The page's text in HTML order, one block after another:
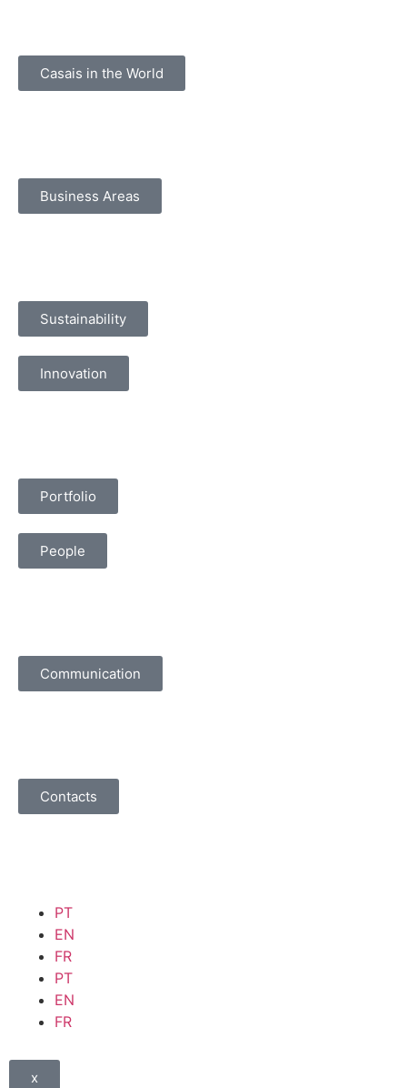
Casais in the World
Business Areas
Sustainability
Innovation
Portfolio
People
Communication
Contacts
PT
EN
FR
PT
EN
FR
x